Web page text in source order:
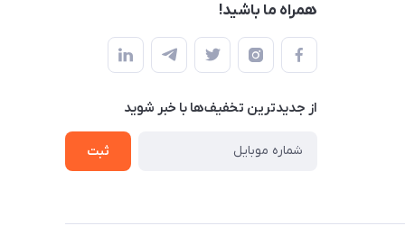
همراه ما باشید!
از جدید‌ترین تخفیف‌ها با‌ خبر شوید
ثبت